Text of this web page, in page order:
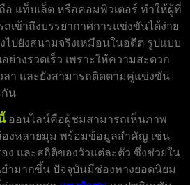
แท็บเล็ต หรือคอมพิวเตอร์ ทำให้ผู้ที่
เข้าถึงบรรยากาศการแข่งขันได้ง่าย
ไปยังสนามจริงเหมือนในอดีต รูปแบบ
างรวดเร็ว เพราะให้ความสะดวก
ลา และยังสามารถติดตามคู่แข่งขัน
กัน
ออนไลน์คือผู้ชมสามารถเห็นภาพ
งหลายมุม พร้อมข้อมูลสำคัญ เช่น
ง และสถิติของวัวแต่ละตัว ซึ่งช่วยใน
ยำมากขึ้น ปัจจุบันมีช่องทางยอดนิยม